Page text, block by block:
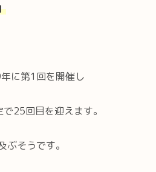
に第1回を開催し
25回目を迎えます。
そうです。